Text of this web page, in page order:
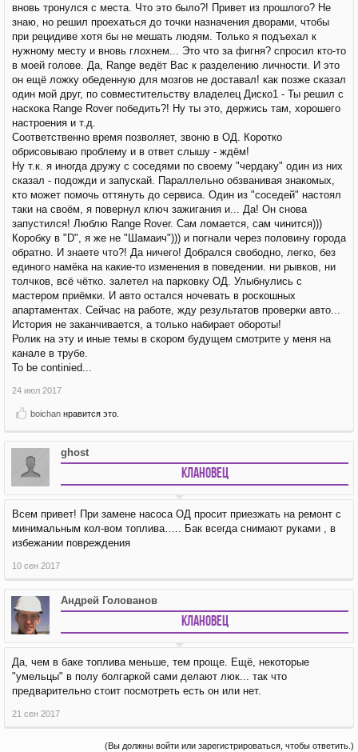
вновь тронулся с места. Что это было?! Привет из прошлого? Не
знаю, но решил проехаться до точки назначения дворами, чтобы
при рецидиве хотя бы не мешать людям. Только я подъехал к
нужному месту и вновь глохнем... Это что за фигня? спросил кто-то
в моей голове. Да, Range ведёт Вас к разделению личности. И это
он ещё ложку обеденную для мозгов не доставал! как позже сказал
один мой друг, по совместительству владелец Диско1 - Ты решил с
наскока Range Rover победить?! Ну ты это, держись там, хорошего
настроения и т.д.
Соответственно время позволяет, звоню в ОД. Коротко
обрисовываю проблему и в ответ слышу - ждём!
Ну т.к. я иногда дружу с соседями по своему "чердаку" один из них
сказал - подожди и запускай. Параллельно обзванивая знакомых,
кто может помочь оттянуть до сервиса. Один из "соседей" настоял
таки на своём, я повернул ключ зажигания и... Да! Он снова
запустился! Люблю Range Rover. Сам ломается, сам чинится)))
Коробку в "D", я же не "Шамаич"))) и погнали через половину города
обратно. И знаете что?! Да ничего! Добрался свободно, легко, без
единого намёка на какие-то изменения в поведении. ни рывков, ни
толчков, всё чётко. залетел на парковку ОД. Улыбнулись с
мастером приёмки. И авто остался ночевать в роскошных
апартаментах. Сейчас на работе, жду результатов проверки авто...
История не заканчивается, а только набирает обороты!
Ролик на эту и иные темы в скором будущем смотрите у меня на
канале в трубе.
To be continied...
24 июл 2017
boichan нравится это.
ghost
Клановец
Всем привет! При замене насоса ОД просит приезжать на ремонт с
минимальным кол-вом топлива….. Бак всегда снимают руками , в
избежании повреждения
10 сен 2017
Андрей Голованов
Клановец
Да, чем в баке топлива меньше, тем проще. Ещё, некоторые
"умельцы" в полу болгаркой сами делают люк... так что
предварительно стоит посмотреть есть он или нет.
21 сен 2017
(Вы должны войти или зарегистрироваться, чтобы ответить.)